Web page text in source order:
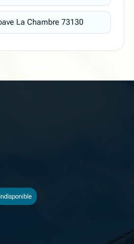
La Chambre 73130
indisponible